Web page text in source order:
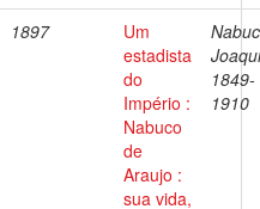
1897
Um
estadista
do
Império :
Nabuco
de
Araujo :
sua vida,
1849-
1910